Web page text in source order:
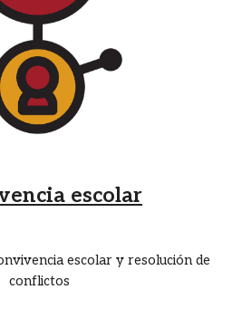
escolar
escolar y resolución de
conflictos